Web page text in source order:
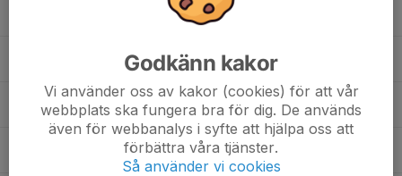
Liam Björninger
Ludvig Holgersson
Olle Johansson
Godkänn kakor
Vi använder oss av kakor (cookies) för att vår
webbplats ska fungera bra för dig. De används
även för webbanalys i syfte att hjälpa oss att
förbättra våra tjänster.
Så använder vi cookies